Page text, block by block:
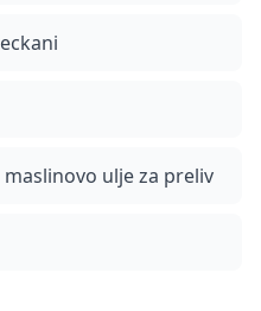
ulje za preliv